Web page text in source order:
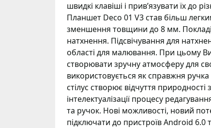
швидкі клавіші і прив’язувати їх до
Планшет Deco 01 V3 став більш
зменшення товщини до 8 мм.
натхнення. Підсвічування для
області для малювання. При цьому
створювати зручну атмосферу для
використовується як справжня
стілус створює відчуття
інтелектуалізації процесу
та ручок. Нові можливості, новий
підключати до пристроїв Android 6.0